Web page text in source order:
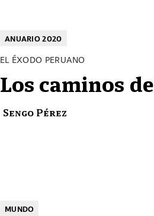
ANUARIO 2020
EL ÉXODO PERUANO
Los caminos
Sengo Pérez
MUNDO